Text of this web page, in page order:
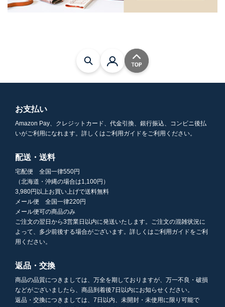
お支払い
Amazon Pay、クレジットカード、代金引換、銀行振込、コンビニ後払
いがご利用になれます。詳しくはご利用ガイドをご利用ください。
配送・送料
宅配便 全国一律550円
（北海道・沖縄の場合は1,100円）
3,980円以上お買い上げで送料無料
メール便 全国一律220円
メール便可の商品のみ
ご注文の翌日から3営業日以内に発送いたします。ご注文の混雑状況に
よって、多少前後する場合がございます。詳しくはご利用ガイドをご利
用ください。
返品・交換
商品の品質につきましては、万全を期しておりますが、万一不良・破損
などがございましたら、商品到着後7日以内にお知らせください。
返品・交換につきましては、7日以内、未開封・未使用に限り可能で